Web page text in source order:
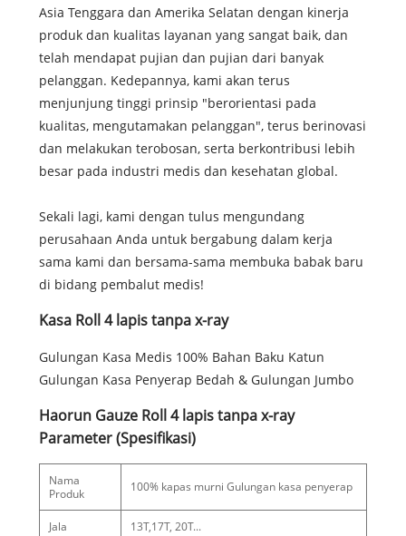
Asia Tenggara dan Amerika Selatan dengan kinerja
produk dan kualitas layanan yang sangat baik, dan
telah mendapat pujian dan pujian dari banyak
pelanggan. Kedepannya, kami akan terus
menjunjung tinggi prinsip "berorientasi pada
kualitas, mengutamakan pelanggan", terus berinovasi
dan melakukan terobosan, serta berkontribusi lebih
besar pada industri medis dan kesehatan global.
Sekali lagi, kami dengan tulus mengundang
perusahaan Anda untuk bergabung dalam kerja
sama kami dan bersama-sama membuka babak baru
di bidang pembalut medis!
Kasa Roll 4 lapis tanpa x-ray
Gulungan Kasa Medis 100% Bahan Baku Katun
Gulungan Kasa Penyerap Bedah & Gulungan Jumbo
Haorun Gauze Roll 4 lapis tanpa x-ray
Parameter (Spesifikasi)
Nama
Produk
100% kapas murni Gulungan kasa penyerap
Jala 13T,17T, 20T...